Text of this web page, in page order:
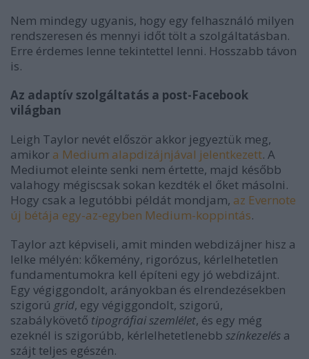
Nem mindegy ugyanis, hogy egy felhasználó milyen
rendszeresen és mennyi időt tölt a szolgáltatásban.
Erre érdemes lenne tekintettel lenni. Hosszabb távon
is.
Az adaptív szolgáltatás a post-Facebook
világban
Leigh Taylor nevét először akkor jegyeztük meg,
amikor a Medium alapdizájnjával jelentkezett. A
Mediumot eleinte senki nem értette, majd később
valahogy mégiscsak sokan kezdték el őket másolni.
Hogy csak a legutóbbi példát mondjam, az Evernote
új bétája egy-az-egyben Medium-koppintás.
Taylor azt képviseli, amit minden webdizájner hisz a
lelke mélyén: kőkemény, rigorózus, kérlelhetetlen
fundamentumokra kell építeni egy jó webdizájnt.
Egy végiggondolt, arányokban és elrendezésekben
szigorú grid, egy végiggondolt, szigorú,
szabálykövető tipográfiai szemlélet, és egy még
ezeknél is szigorúbb, kérlelhetetlenebb színkezelés a
szájt teljes egészén.